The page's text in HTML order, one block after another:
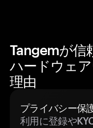
Tangemが信
ハードウェ
理由
プライバシー保護
利用に登録や